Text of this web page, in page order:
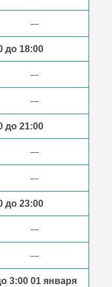
—
до 18:00
—
—
до 21:00
—
—
до 23:00
—
—
3:0001 января